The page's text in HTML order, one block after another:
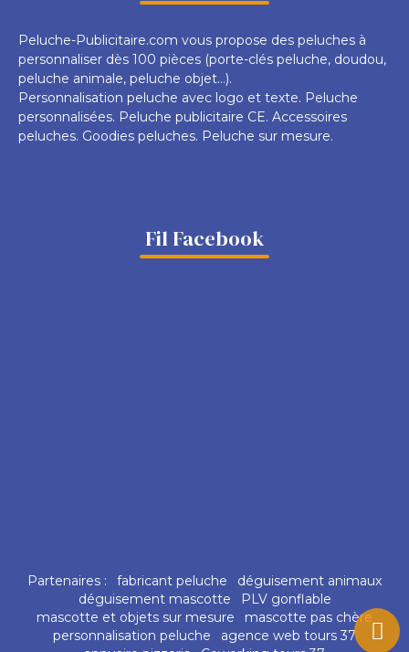
Peluche-Publicitaire.com vous propose des peluches à
personnaliser dès 100 pièces (porte-clés peluche, doudou,
peluche animale, peluche objet...).
Personnalisation peluche avec logo et texte. Peluche
personnalisées. Peluche publicitaire CE. Accessoires
peluches. Goodies peluches. Peluche sur mesure.
Fil Facebook
Partenaires : fabricant peluche
déguisement animaux
déguisement mascotte
PLV gonflable
mascotte et objets sur mesure
mascotte pas chère
personnalisation peluche
agence web tours 37